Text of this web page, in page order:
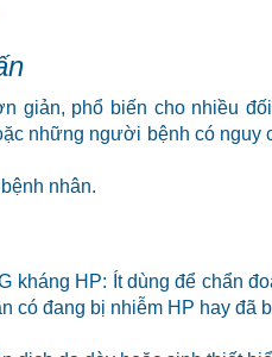
giản, phổ biến cho nhiều
những người bệnh có
nhân.
kháng HP: Ít dùng để chẩn
có đang bị nhiễm HP hay đã